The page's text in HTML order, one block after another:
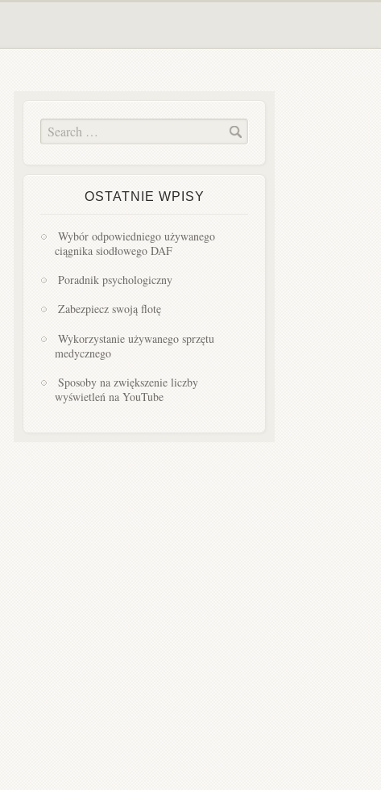
OSTATNIE WPISY
Wybór odpowiedniego używanego
ciągnika siodłowego DAF
Poradnik psychologiczny
Zabezpiecz swoją flotę
Wykorzystanie używanego sprzętu
medycznego
Sposoby na zwiększenie liczby
wyświetleń na YouTube